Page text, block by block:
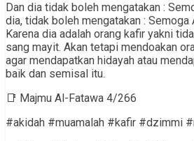
Dan dia tidak boleh mengatakan :
dia, tidak boleh mengatakan : Semoga
Karena dia adalah orang kafir yakni
sang mayit. Akan tetapi mendoakan
agar mendapatkan hidayah atau
baik dan semisal itu.
📑 Majmu Al-Fatawa 4/266
#akidah #muamalah #kafir #dzimmi